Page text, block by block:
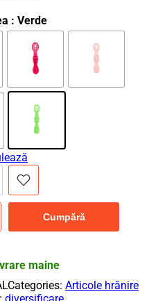
: Verde
Cumpără
maine
Categories: Articole hrănire
diversificare